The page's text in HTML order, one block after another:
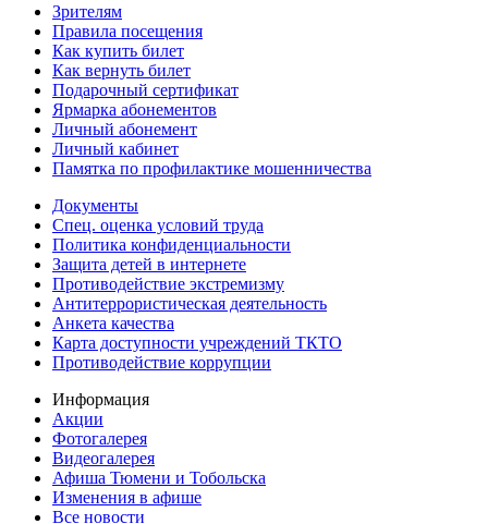
Зрителям
Правила посещения
Как купить билет
Как вернуть билет
Подарочный сертификат
Ярмарка абонементов
Личный абонемент
Личный кабинет
Памятка по профилактике мошенничества
Документы
Спец. оценка условий труда
Политика конфиденциальности
Защита детей в интернете
Противодействие экстремизму
Антитеррористическая деятельность
Анкета качества
Карта доступности учреждений ТКТО
Противодействие коррупции
Информация
Акции
Фотогалерея
Видеогалерея
Афиша Тюмени и Тобольска
Изменения в афише
Все новости